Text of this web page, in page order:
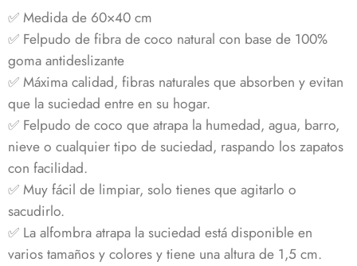
✅ Medida de 60×40 cm
✅ Felpudo de fibra de coco natural con base de 100%
goma antideslizante
✅ Máxima calidad, fibras naturales que absorben y evitan
que la suciedad entre en su hogar.
✅ Felpudo de coco que atrapa la humedad, agua, barro,
nieve o cualquier tipo de suciedad, raspando los zapatos
con facilidad.
✅ Muy fácil de limpiar, solo tienes que agitarlo o
sacudirlo.
✅ La alfombra atrapa la suciedad está disponible en
varios tamaños y colores y tiene una altura de 1,5 cm.